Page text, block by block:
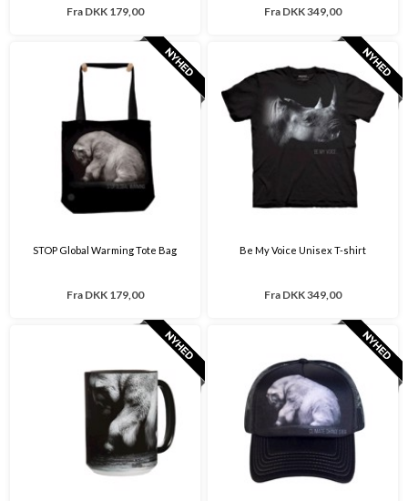
Fra DKK 179,00 Fra DKK 349,00
STOP Global Warming Tote Bag
Fra DKK 179,00
Be My Voice Unisex T-shirt
Fra DKK 349,00